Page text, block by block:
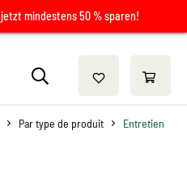
jetzt mindestens 50 % sparen!
Par type de produit Entretien